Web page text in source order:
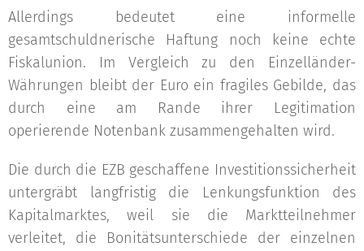
Allerdings bedeutet eine informelle
gesamtschuldnerische Haftung noch keine echte
Fiskalunion. Im Vergleich zu den Einzelländer-
Währungen bleibt der Euro ein fragiles Gebilde, das
durch eine am Rande ihrer Legitimation
operierende Notenbank zusammengehalten wird.
Die durch die EZB geschaffene Investitionssicherheit
untergräbt langfristig die Lenkungsfunktion des
Kapitalmarktes, weil sie die Marktteilnehmer
verleitet, die Bonitätsunterschiede der einzelnen